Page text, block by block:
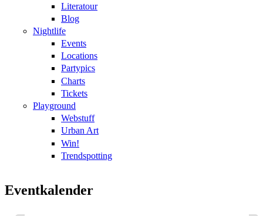
Literatour
Blog
Nightlife
Events
Locations
Partypics
Charts
Tickets
Playground
Webstuff
Urban Art
Win!
Trendspotting
Eventkalender